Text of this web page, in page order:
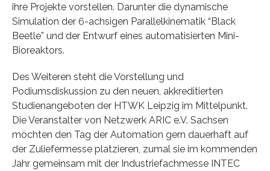
ihre Projekte vorstellen. Darunter die dynamische
Simulation der 6-achsigen Parallelkinematik “Black
Beetle” und der Entwurf eines automatisierten Mini-
Bioreaktors.
Des Weiteren steht die Vorstellung und
Podiumsdiskussion zu den neuen, akkreditierten
Studienangeboten der HTWK Leipzig im Mittelpunkt.
Die Veranstalter von Netzwerk ARIC e.V. Sachsen
möchten den Tag der Automation gern dauerhaft auf
der Zuliefermesse platzieren, zumal sie im kommenden
Jahr gemeinsam mit der Industriefachmesse INTEC